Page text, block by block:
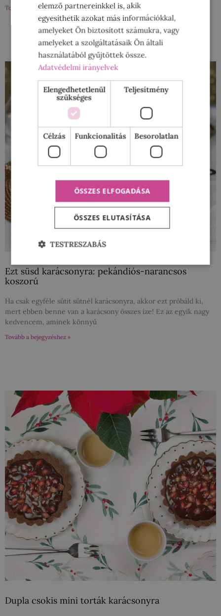
Tovább a bejegyzéshez »
Ezt süsd karácsonyra: pekándiós-narancsos
koszorú
Ha csak egyféle sütit sütnél karácsonyra, akkor ezt próbáld ki,
mert ebben benne van a karácsony összes íze! Ez az egyik nagy
kedvencem, aminek könnyű
Tovább a bejegyzéshez »
Dupla csokis mini torták karácsonyra
elemző partnereinkkel is, akik
egyesíthetik azokat más információkkal,
amelyeket Ön biztosított számukra, vagy
amelyeket a szolgáltatásaik Ön általi
használatából gyűjtöttek össze.
Adatvédelmi irányelvek
Elengedhetetlenül
szükséges
Teljesítmény
Célzás Funkcionalitás Besorolatlan
ÖSSZES ELFOGADÁSA
ÖSSZES ELUTASÍTÁSA
TESTRESZABÁS